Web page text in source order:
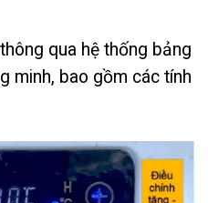
qua hệ thống bảng
minh, bao gồm các tính